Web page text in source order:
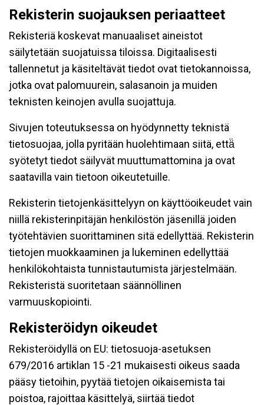
Rekisterin suojauksen periaatteet
Rekisteriä koskevat manuaaliset aineistot
säilytetään suojatuissa tiloissa. Digitaalisesti
tallennetut ja käsiteltävät tiedot ovat tietokannoissa,
jotka ovat palomuurein, salasanoin ja muiden
teknisten keinojen avulla suojattuja.
Sivujen toteutuksessa on hyödynnetty teknistä
tietosuojaa, jolla pyritään huolehtimaan siitä, että̈
syötetyt tiedot säilyvät muuttumattomina ja ovat
saatavilla vain tietoon oikeutetuille.
Rekisterin tietojenkäsittelyyn on käyttöoikeudet vain
niillä rekisterinpitäjän henkilöstön jäsenillä joiden
työtehtävien suorittaminen sitä edellyttää. Rekisterin
tietojen muokkaaminen ja lukeminen edellyttää
henkilökohtaista tunnistautumista järjestelmään.
Rekisteristä suoritetaan säännöllinen
varmuuskopiointi.
Rekisteröidyn oikeudet
Rekisteröidyllä on EU: tietosuoja-asetuksen
679/2016 artiklan 15 -21 mukaisesti oikeus saada
pääsy tietoihin, pyytää tietojen oikaisemista tai
poistoa, rajoittaa käsittelyä, siirtää tiedot